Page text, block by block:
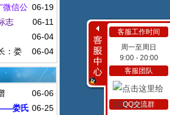
06-19
微信公
06-11
志
06-04
06-04
：娄
06-06
06-25
娄氏
客服工作时间
周一至周日
9:00 - 20:00
客服团队
QQ交流群